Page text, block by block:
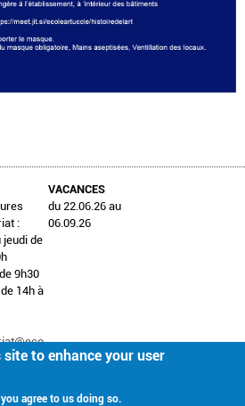
:
jeudi de
9h30
14h à
VACANCES
du 22.06.26 au
06.09.26
to enhance your user
agree to us doing so.